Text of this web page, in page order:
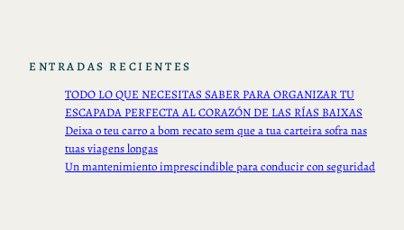
ENTRADAS RECIENTES
TODO LO QUE NECESITAS SABER PARA ORGANIZAR TU
ESCAPADA PERFECTA AL CORAZÓN DE LAS RÍAS BAIXAS
Deixa o teu carro a bom recato sem que a tua carteira sofra nas
tuas viagens longas
Un mantenimiento imprescindible para conducir con seguridad